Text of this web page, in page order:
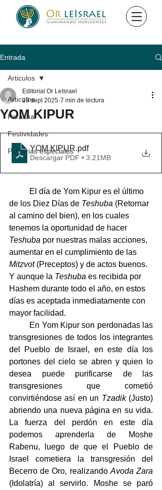
Entrada
Articulos
Parasha
Festividades
Plegarias especiales
Articulos
YOM KIPUR
Editorial Or LeIsrael
29 sept 2025 7 min de lectura
YOM KIPUR.pdf
Descargar PDF • 3.21MB
de los Diez Días de Teshuba (Retornar
al camino del bien), en los cuales
tenemos la oportunidad de hacer
Teshuba por nuestras malas acciones,
aumentar en el cumplimiento de las
Mitzvot (Preceptos) y de actos buenos.
Y aunque la Teshuba es recibida por
Hashem durante todo el año, en estos
días es aceptada inmediatamente con
mayor facilidad.
transgresiones de todos los integrantes
del Pueblo de Israel, en este día los
portones del cielo se abren y quien lo
desea puede purificarse de las
transgresiones que cometió
convirtiéndose así en un Tzadik (Justo)
abriendo una nueva página en su vida.
La fuerza del perdón en este día
podemos aprenderla de Moshe
Rabenu, luego de que el Pueblo de
Israel cometiera la transgresión del
Becerro de Oro, realizando Avoda Zara
(Idolatría) al servirlo. Moshe se paró